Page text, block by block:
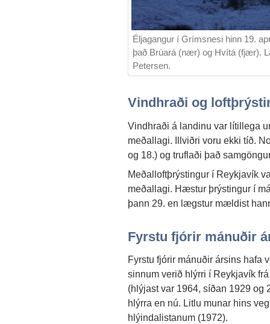
Éljagangur í Grímsnesi hinn 19.
það Brúará (nær) og Hvítá (fjær).
Petersen.
Vindhraði og
Vindhraði á landinu var lítillega
meðallagi. Illviðri voru ekki tíð.
og 18.) og truflaði það
Meðalloftþrýstingur í Reykjavík
meðallagi. Hæstur þrýstingur í
þann 29. en lægstur mældist
Fyrstu fjórir mánuðir
Fyrstu fjórir mánuðir ársins hafa
sinnum verið hlýrri í Reykjavík
(hlýjast var 1964, síðan 1929 og
hlýrra en nú. Litlu munar hins
hlýindalistanum (1972).